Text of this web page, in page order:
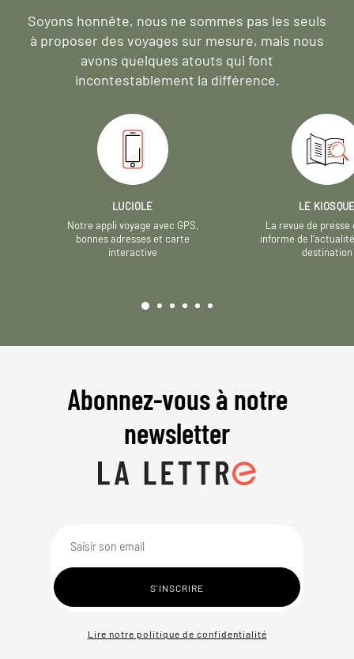
Soyons honnête, nous ne sommes pas les seuls
à proposer des voyages sur mesure, mais nous
avons quelques atouts qui font
incontestablement la différence.
LUCIOLE
Notre appli voyage avec GPS,
bonnes adresses et carte
interactive
LE
La revue de presse
informe de
destination
Abonnez-vous à notre
newsletter
Lire notre politique de confidentialité